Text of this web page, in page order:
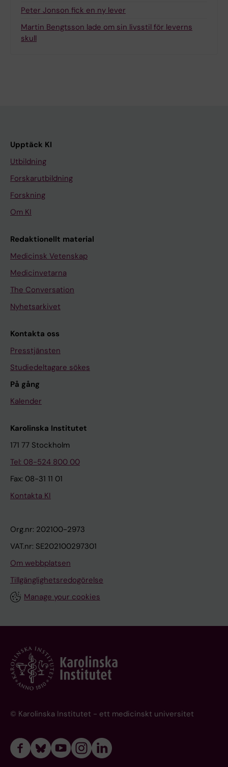
Peter Jonson fick en ny lever
Martin Bengtsson lade om sin livsstil för leverns
skull
Upptäck KI
Utbildning
Forskarutbildning
Forskning
Om KI
Redaktionellt material
Medicinsk Vetenskap
Medicinvetarna
The Conversation
Nyhetsarkivet
Kontakta oss
Presstjänsten
Studiedeltagare sökes
På gång
Kalender
Karolinska Institutet
171 77 Stockholm
Tel: 08-524 800 00
Fax: 08-31 11 01
Kontakta KI
Org.nr: 202100-2973
VAT.nr: SE202100297301
Om webbplatsen
Tillgänglighetsredogörelse
Manage your cookies
© Karolinska Institutet - ett medicinskt universitet